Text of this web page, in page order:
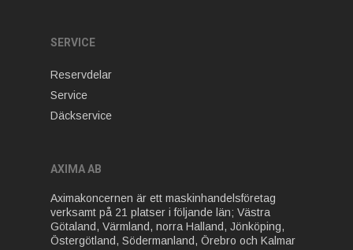
SERVICE
Reservdelar
Service
Däckservice
AXIMA AB
Aximakoncernen är ett maskinhandelsföretag
verksamt på 21 platser i följande län; Västra
Götaland, Värmland, norra Halland, Jönköping,
Östergötland, Södermanland, Örebro och Kalmar